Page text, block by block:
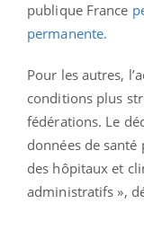
publique France
permanente.
Pour les autres,
conditions plus
fédérations. Le
données de
des hôpitaux et
administratifs »,